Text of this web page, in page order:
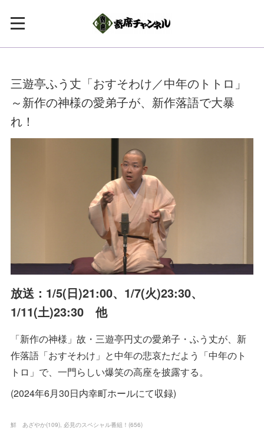
三遊亭ふう丈「おすそわけ／中年のトトロ」
～新作の神様の愛弟子が、新作落語で大暴
れ！
放送：1/5(日)21:00、1/7(火)23:30、
1/11(土)23:30 他
「新作の神様」故・三遊亭円丈の愛弟子・ふう丈が、新
作落語「おすそわけ」と中年の悲哀ただよう「中年のト
トロ」で、一門らしい爆笑の高座を披露する。
(2024年6月30日内幸町ホールにて収録)
鮮 あざやか(109) 必見のスペシャル番組！ (656)